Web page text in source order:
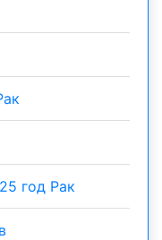
год Рак